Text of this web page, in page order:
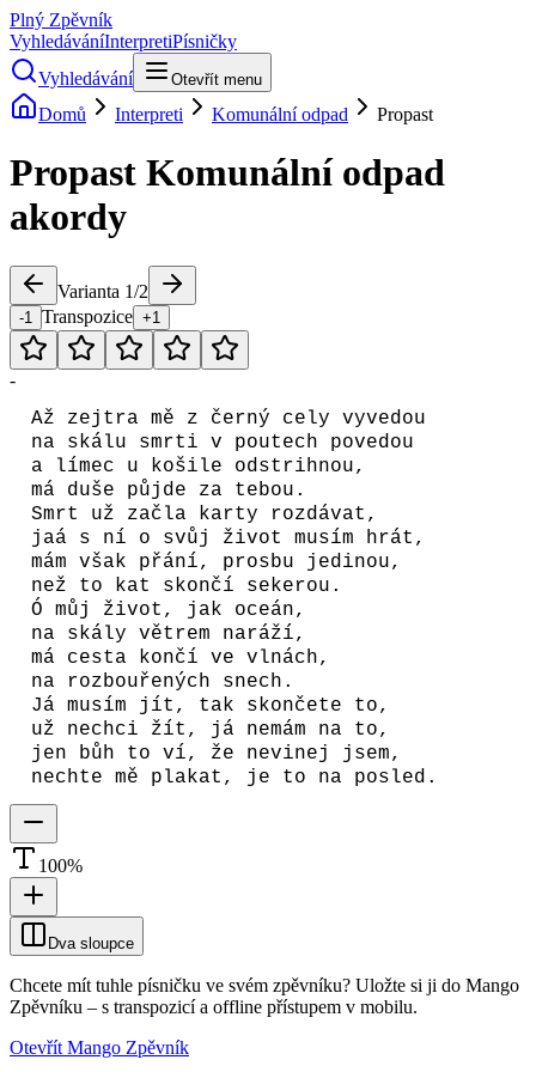
Plný Zpěvník
VyhledáváníInterpretiPísničky
Vyhledávání
Otevřít menu
Domů Interpreti Komunální odpad Propast
Propast Komunální odpad
akordy
Varianta 1/2
-1 Transpozice +1
-
Až zejtra mě z černý cely vyvedou
na skálu smrti v poutech povedou
a límec u košile odstrihnou,
má duše půjde za tebou.
Smrt už začla karty rozdávat,
jaá s ní o svůj život musím hrát,
mám však přání, prosbu jedinou,
než to kat skončí sekerou.
Ó můj život, jak oceán,
na skály větrem naráží,
má cesta končí ve vlnách,
na rozbouřených snech.
Já musím jít, tak skončete to,
už nechci žít, já nemám na to,
jen bůh to ví, že nevinej jsem,
nechte mě plakat, je to na posled.
100%
Dva sloupce
Chcete mít tuhle písničku ve svém zpěvníku? Uložte si ji do Mango
Zpěvníku – s transpozicí a offline přístupem v mobilu.
Otevřít Mango Zpěvník